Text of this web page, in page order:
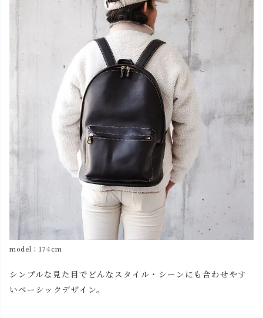
model：174cm
シンプルな見た目でどんなスタイル・シーンにも合わせやす
いベーシックデザイン。